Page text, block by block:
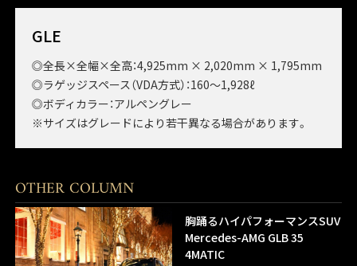
GLE
◎全長×全幅×全高：4,925mm × 2,020mm × 1,795mm
◎ラゲッジスペース（VDA方式）：160～1,928ℓ
◎ボディカラー：アルペングレー
※サイズはグレードにより若干異なる場合があります。
OTHER COLUMN
胸踊るハイパフォーマンスSUV
Mercedes-AMG GLB 35
4MATIC